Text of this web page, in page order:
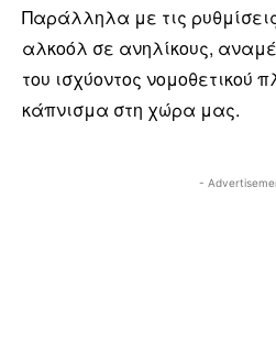
Παράλληλα με τις
αλκοόλ σε ανηλίκους,
του ισχύοντος νομοθετικού
κάπνισμα στη χώρα μας.
-